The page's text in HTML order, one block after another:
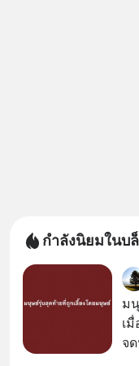
กำลังนิยมในบ
ม
เ
จดห